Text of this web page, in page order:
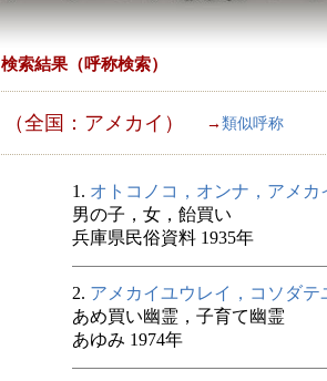
検索結果（呼称検索）
（全国：アメカイ） → 類似呼称
1. オトコノコ，オンナ，アメカ
男の子，女，飴買い
兵庫県民俗資料 1935年
2. アメカイユウレイ，コソダテ
あめ買い幽霊，子育て幽霊
あゆみ 1974年